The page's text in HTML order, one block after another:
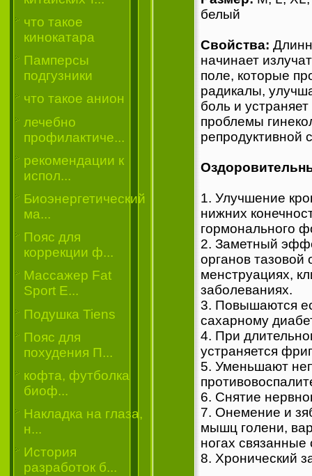
что такое
кинокатара
Памперсы
подгузники
что такое анион
лечебно
профилактиче...
рекомендации к
испол...
Биоэнергетический
ма...
Пояс для
коррекции ф...
Массажер Fat
Sport E...
Подушка Tiens
Пояс для
похудения П...
кофта, футболка
биоф...
Накладка на глаза,
н...
История
разработок б...
белый
Свойства:
начинает
поле, которые
радикалы,
боль и
проблемы
репродуктивной
1. Улучшение
нижних
гормонального
2. Заметный
органов тазовой
менструациях,
заболеваниях.
3. Повышаются
сахарному
4. При
устраняется
5. Уменьшают
6. Снятие
7. Онемение и
мышц голени,
ногах
8. Хронический